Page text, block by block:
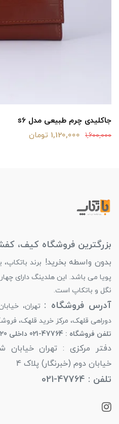
جاکلیدی چرم طبیعی مدل s6
1,600,000 1,120,000 تومان
بزرگترین فروشگاه کیف،
بدون واسطه بخرید! برند
پویا می باشد. این هلدینگ دارای
نگل و باتکاپ است.
آدرس فروشگاه : تهران،
دوراهی قلهک، مرکز خرید قلهک،
تلفن فروشگاه : 47764-021 داخلی 120
دفتر مرکزی : تهران خیابان
خیابان دوم (خبرنگار) پلاک 4
تلفن : 47764-021